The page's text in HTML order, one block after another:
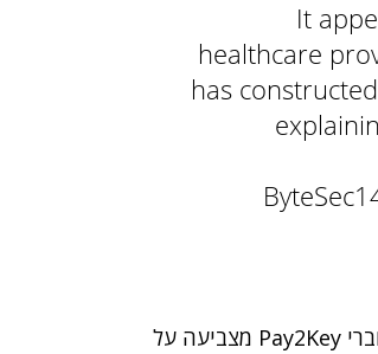
It
healthcare
has
בהיבט הזיהוי הלאומי נכתב כי "פעילות שנצפתה בפורומים פליליים על ידי חברי Pay2Key מצביעה על